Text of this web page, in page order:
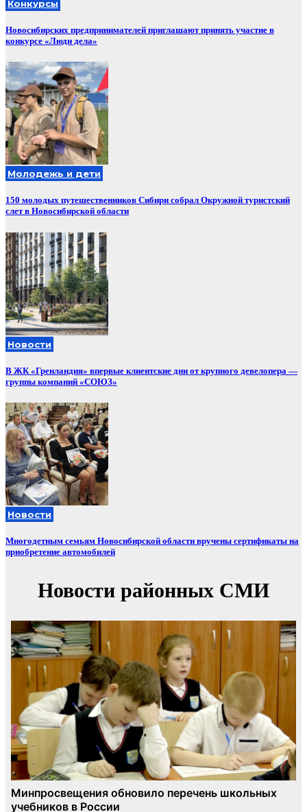
Конкурсы
Новосибирских предпринимателей приглашают принять участие в
конкурсе «Люди дела»
Молодежь и дети
150 молодых путешественников Сибири собрал Окружной туристский
слет в Новосибирской области
Новости
В ЖК «Гренландия» впервые клиентские дни от крупного девелопера —
группы компаний «СОЮЗ»
Новости
Многодетным семьям Новосибирской области вручены сертификаты на
приобретение автомобилей